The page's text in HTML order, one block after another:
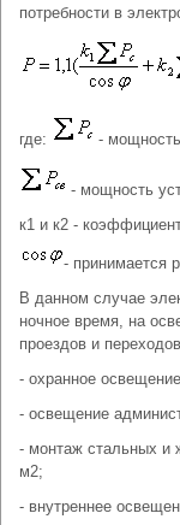
потребности в
где: -
- мощность
к1 и к2 -
- принимается
В данном случае
ночное время, на
проездов и
- охранное
- освещение
- монтаж стальных и
м2;
- внутреннее